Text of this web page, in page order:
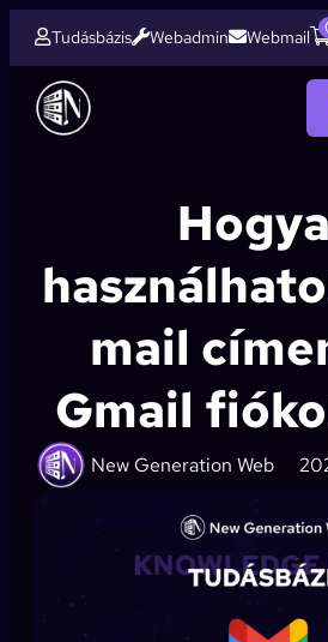
Tudásbázis Webadmin Webmail
mail
Gmail
New Generation Web